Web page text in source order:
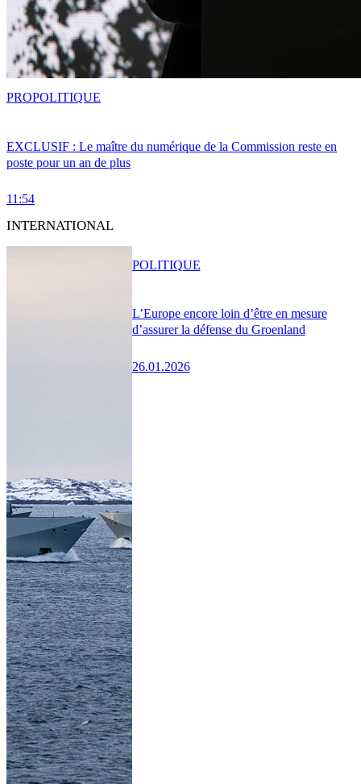
EXCLUSIF : Le maître du numérique de la Commission reste en
poste pour un an de plus
11:54
PROPOLITIQUE
INTERNATIONAL
L’Europe encore loin d’être en mesure
d’assurer la défense du Groenland
26.01.2026
POLITIQUE